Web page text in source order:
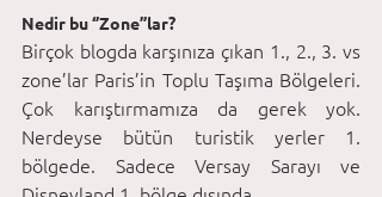
Nedir bu ‘’Zone’’lar?
Birçok blogda karşınıza çıkan 1., 2., 3. vs
zone’lar Paris’in Toplu Taşıma Bölgeleri.
Çok karıştırmamıza da gerek yok.
Nerdeyse bütün turistik yerler 1.
bölgede. Sadece Versay Sarayı ve